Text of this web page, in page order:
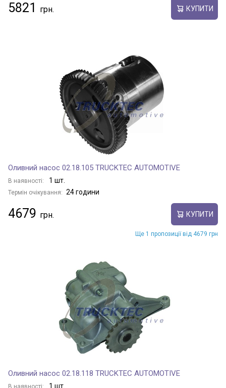
5821 КУПИТИ
Оливний насос 02.18.105 TRUCKTEC AUTOMOTIVE
В наявності: 1 шт.
Термін очікування: 24 години
4679 КУПИТИ
Ще 1 пропозиції від 4679 грн
Оливний насос 02.18.118 TRUCKTEC AUTOMOTIVE
В наявності: 1 шт.